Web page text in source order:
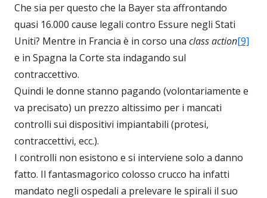
Che sia per questo che la Bayer sta affrontando
quasi 16.000 cause legali contro Essure negli Stati
Uniti? Mentre in Francia è in corso una class action[9]
e in Spagna la Corte sta indagando sul
contraccettivo.
Quindi le donne stanno pagando (volontariamente e
va precisato) un prezzo altissimo per i mancati
controlli sui dispositivi impiantabili (protesi,
contraccettivi, ecc.).
I controlli non esistono e si interviene solo a danno
fatto. Il fantasmagorico colosso crucco ha infatti
mandato negli ospedali a prelevare le spirali il suo